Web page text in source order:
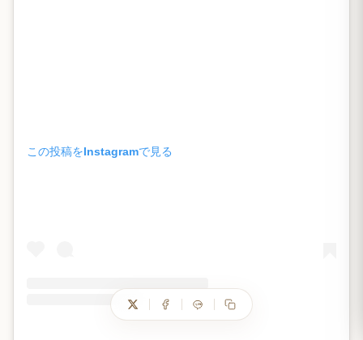
この投稿をInstagramで見る